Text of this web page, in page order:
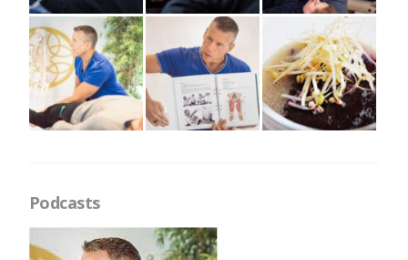
Podcasts